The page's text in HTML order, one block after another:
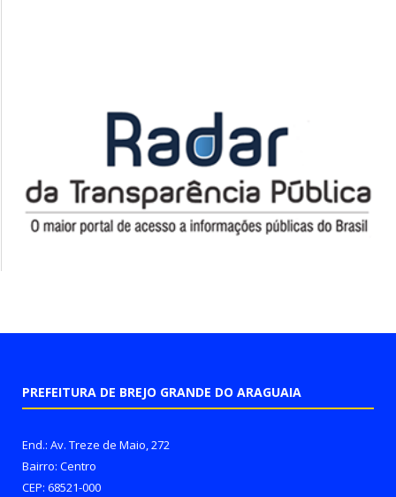
PREFEITURA DE BREJO GRANDE DO ARAGUAIA
End.: Av. Treze de Maio, 272
Bairro: Centro
CEP: 68521-000